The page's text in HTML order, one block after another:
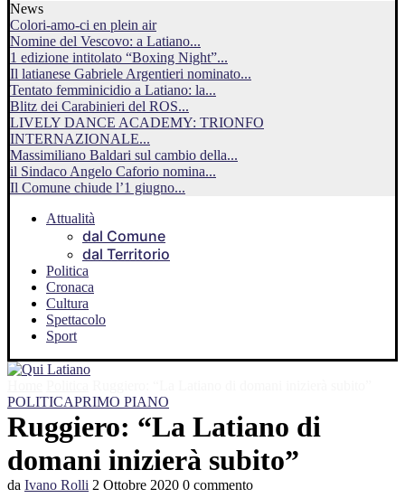
News
Colori-amo-ci en plein air
Nomine del Vescovo: a Latiano...
1 edizione intitolato “Boxing Night”...
Il latianese Gabriele Argentieri nominato...
Tentato femminicidio a Latiano: la...
Blitz dei Carabinieri del ROS...
LIVELY DANCE ACADEMY: TRIONFO
INTERNAZIONALE...
Massimiliano Baldari sul cambio della...
il Sindaco Angelo Caforio nomina...
Il Comune chiude l’1 giugno...
Attualità
dal Comune
dal Territorio
Politica
Cronaca
Cultura
Spettacolo
Sport
POLITICAPRIMO PIANO
Ruggiero: “La Latiano di
domani inizierà subito”
da Ivano Rolli 2 Ottobre 2020 0 commento